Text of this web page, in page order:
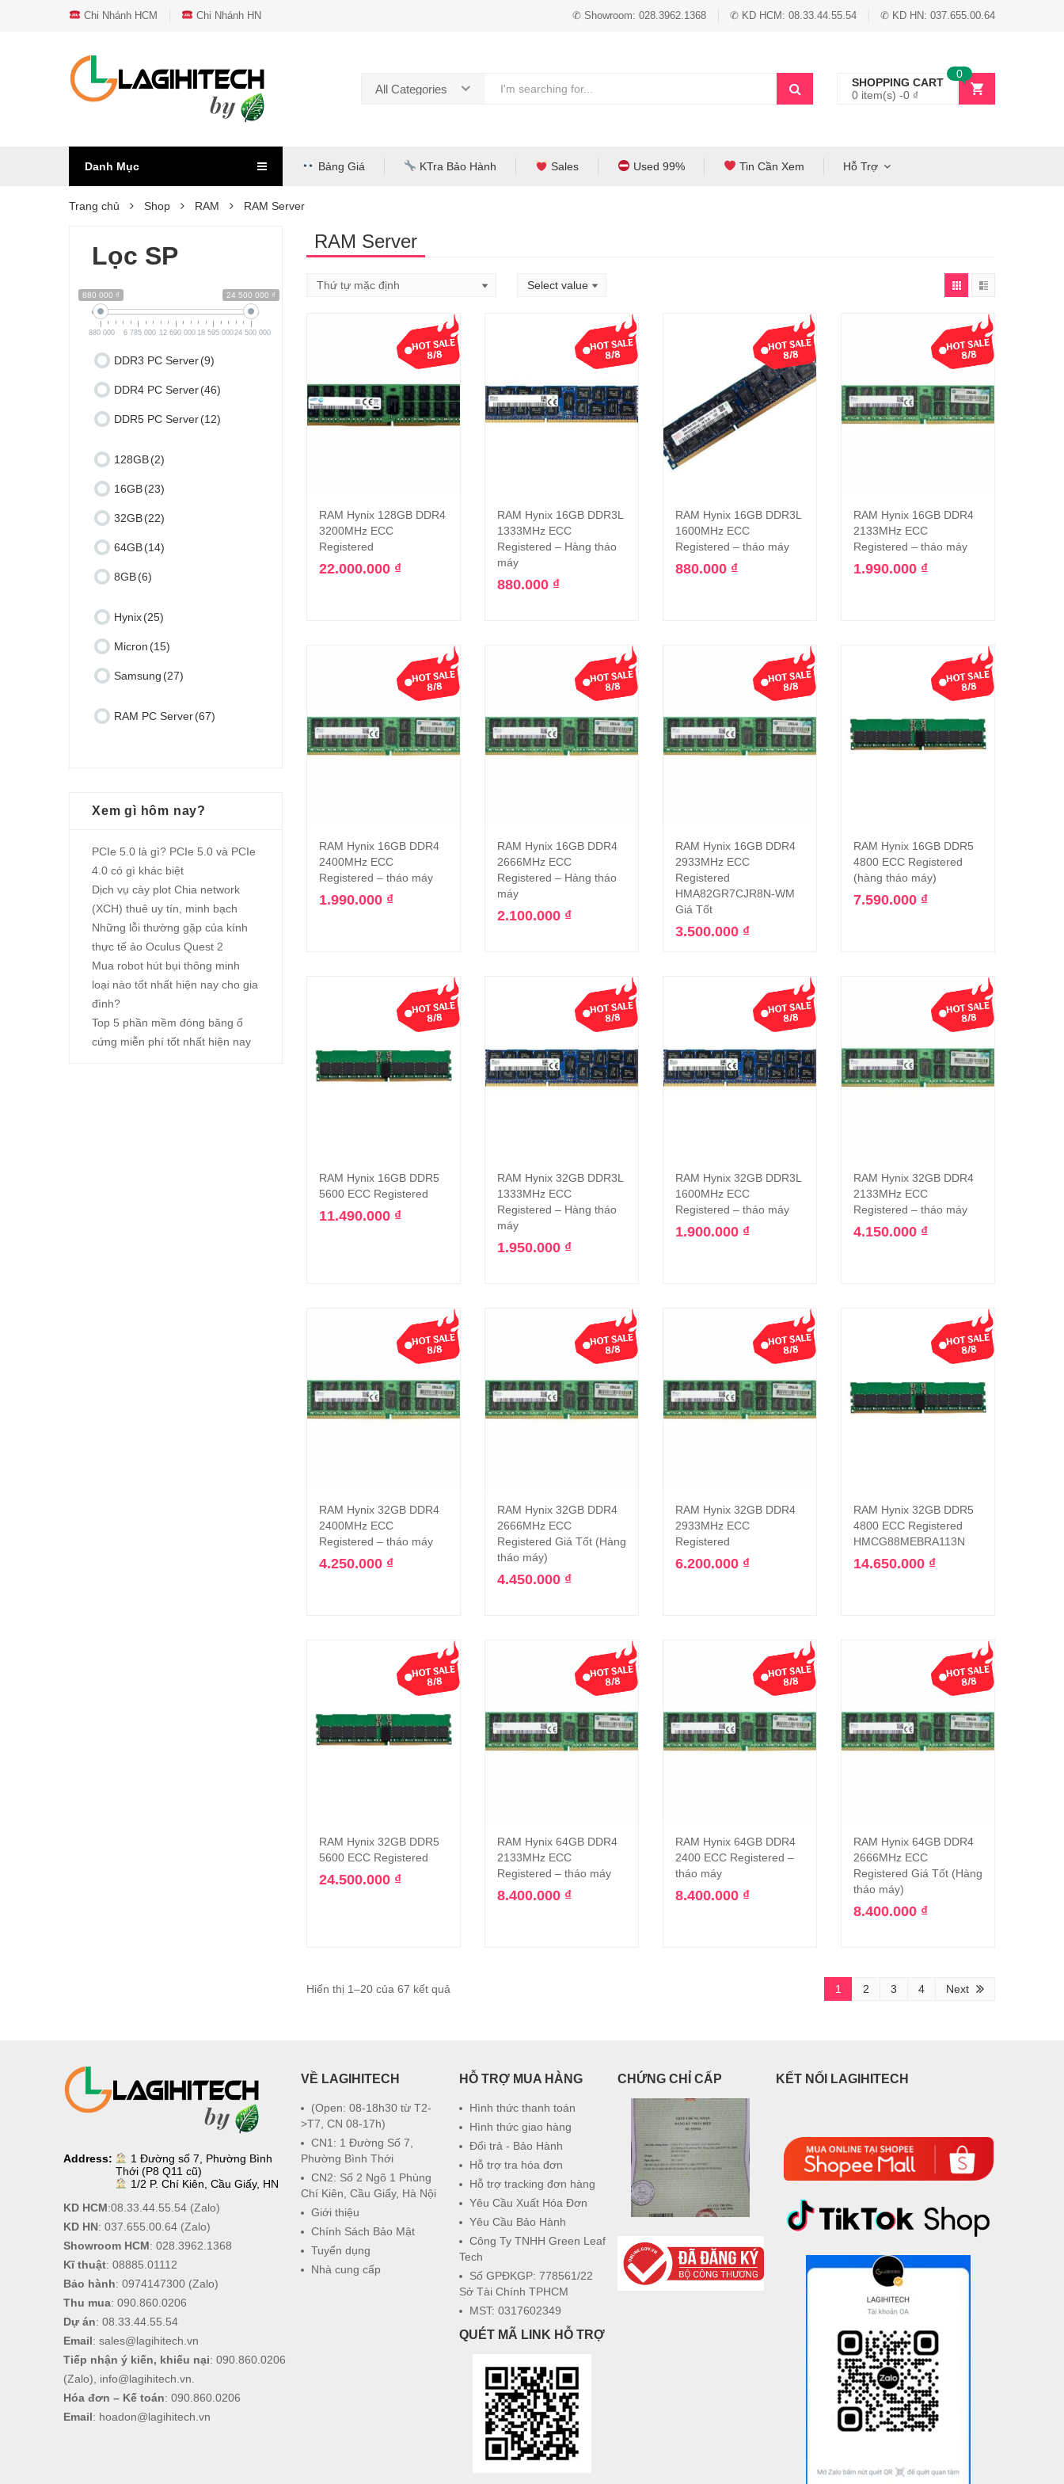
Chi Nhánh HCM Chi Nhánh HN ✆ Showroom: 028.3962.1368 ✆ KD HCM: 08.33.44.55.54 ✆ KD HN: 037.655.00.64
All Categories
SHOPPING CART
0 item(s) -0 ₫
0
Danh Mục Bảng Giá KTra Bảo Hành Sales Used 99% Tin Cần Xem Hỗ Trợ
Trang chủ Shop RAM RAM Server
RAM Server
Thêm vào giỏ hàng
RAM Hynix 128GB DDR4
3200MHz ECC
Registered
22.000.000 ₫
Thêm vào giỏ hàng
RAM Hynix 16GB DDR3L
1333MHz ECC
Registered – Hàng tháo
máy
880.000 ₫
Thêm vào giỏ hàng
RAM Hynix 16GB DDR3L
1600MHz ECC
Registered – tháo máy
880.000 ₫
Thêm vào giỏ hàng
RAM Hynix 16GB DDR4
2133MHz ECC
Registered – tháo máy
1.990.000 ₫
Thêm vào giỏ hàng
RAM Hynix 16GB DDR4
2400MHz ECC
Registered – tháo máy
1.990.000 ₫
Thêm vào giỏ hàng
RAM Hynix 16GB DDR4
2666MHz ECC
Registered – Hàng tháo
máy
2.100.000 ₫
Thêm vào giỏ hàng
RAM Hynix 16GB DDR4
2933MHz ECC
Registered
HMA82GR7CJR8N-WM
Giá Tốt
3.500.000 ₫
Thêm vào giỏ hàng
RAM Hynix 16GB DDR5
4800 ECC Registered
(hàng tháo máy)
7.590.000 ₫
Thêm vào giỏ hàng
RAM Hynix 16GB DDR5
5600 ECC Registered
11.490.000 ₫
Thêm vào giỏ hàng
RAM Hynix 32GB DDR3L
1333MHz ECC
Registered – Hàng tháo
máy
1.950.000 ₫
Thêm vào giỏ hàng
RAM Hynix 32GB DDR3L
1600MHz ECC
Registered – tháo máy
1.900.000 ₫
Thêm vào giỏ hàng
RAM Hynix 32GB DDR4
2133MHz ECC
Registered – tháo máy
4.150.000 ₫
Thêm vào giỏ hàng
RAM Hynix 32GB DDR4
2400MHz ECC
Registered – tháo máy
4.250.000 ₫
Thêm vào giỏ hàng
RAM Hynix 32GB DDR4
2666MHz ECC
Registered Giá Tốt (Hàng
tháo máy)
4.450.000 ₫
Thêm vào giỏ hàng
RAM Hynix 32GB DDR4
2933MHz ECC
Registered
6.200.000 ₫
Thêm vào giỏ hàng
RAM Hynix 32GB DDR5
4800 ECC Registered
HMCG88MEBRA113N
14.650.000 ₫
Thêm vào giỏ hàng
RAM Hynix 32GB DDR5
5600 ECC Registered
24.500.000 ₫
Thêm vào giỏ hàng
RAM Hynix 64GB DDR4
2133MHz ECC
Registered – tháo máy
8.400.000 ₫
Thêm vào giỏ hàng
RAM Hynix 64GB DDR4
2400 ECC Registered –
tháo máy
8.400.000 ₫
Thêm vào giỏ hàng
RAM Hynix 64GB DDR4
2666MHz ECC
Registered Giá Tốt (Hàng
tháo máy)
8.400.000 ₫
Hiển thị 1–20 của 67 kết quả 1 2 3 4 Next
Lọc SP
880 000 ₫ 24 500 000 ₫
880 000 6 785 000 12 690 000 18 595 00024 500 000
DDR3 PC Server(9)
DDR4 PC Server(46)
DDR5 PC Server(12)
128GB(2)
16GB(23)
32GB(22)
64GB(14)
8GB(6)
Hynix(25)
Micron (15)
Samsung (27)
RAM PC Server(67)
Xem gì hôm nay?
PCIe 5.0 là gì? PCIe 5.0 và PCIe
4.0 có gì khác biệt
Dịch vụ cày plot Chia network
(XCH) thuê uy tín, minh bạch
Những lỗi thường gặp của kính
thực tế ảo Oculus Quest 2
Mua robot hút bụi thông minh
loại nào tốt nhất hiện nay cho gia
đình?
Top 5 phần mềm đóng băng ổ
cứng miễn phí tốt nhất hiện nay
Address:
1 Đường số 7, Phường Bình
Thới (P8 Q11 cũ)
1/2 P. Chí Kiên, Cầu Giấy, HN
KD HCM:08.33.44.55.54(Zalo)
KD HN: 037.655.00.64(Zalo)
Showroom HCM: 028.3962.1368
Kĩ thuật: 08885.01112
Bảo hành: 0974147300(Zalo)
Thu mua: 090.860.0206
Dự án: 08.33.44.55.54
Email: sales@lagihitech.vn
Tiếp nhận ý kiến, khiếu nại: 090.860.0206
(Zalo), info@lagihitech.vn
Hóa đơn – Kế toán: 090.860.0206
Email: hoadon@lagihitech.vn
VỀ LAGIHITECH
(Open: 08-18h30 từ T2-
>T7, CN 08-17h)
CN1: 1 Đường Số 7,
Phường Bình Thới
CN2: Số 2 Ngõ 1 Phùng
Chí Kiên, Cầu Giấy, Hà Nội
Giới thiệu
Chính Sách Bảo Mật
Tuyển dụng
Nhà cung cấp
HỖ TRỢ MUA HÀNG
Hình thức thanh toán
Hình thức giao hàng
Đổi trả - Bảo Hành
Hỗ trợ tra hóa đơn
Hỗ trợ tracking đơn hàng
Yêu Cầu Xuất Hóa Đơn
Yêu Cầu Bảo Hành
Công Ty TNHH Green Leaf
Tech
Số GPĐKGP: 778561/22
Sở Tài Chính TPHCM
MST: 0317602349
QUÉT MÃ LINK HỖ TRỢ
CHỨNG CHỈ CẤP KẾT NỐI LAGIHITECH